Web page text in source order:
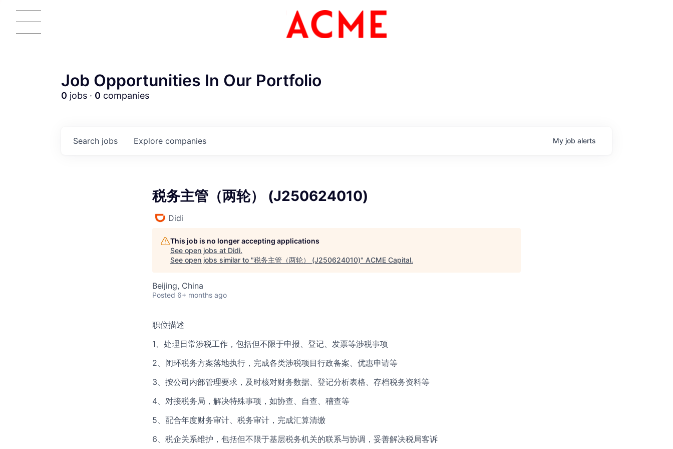
ACME Homepage
Job Opportunities In Our Portfolio
0 jobs · 0 companies
Search jobs Explore companies My job alerts
税务主管（两轮） (J250624010)
Didi
This job is no longer accepting applications
See open jobs at Didi.
See open jobs similar to "税务主管（两轮） (J250624010)" ACME Capital.
Beijing, China
Posted 6+ months ago
职位描述
1、处理日常涉税工作，包括但不限于申报、登记、发票等涉税事项
2、闭环税务方案落地执行，完成各类涉税项目行政备案、优惠申请等
3、按公司内部管理要求，及时核对财务数据、登记分析表格、存档税务资料等
4、对接税务局，解决特殊事项，如协查、自查、稽查等
5、配合年度财务审计、税务审计，完成汇算清缴
6、税企关系维护，包括但不限于基层税务机关的联系与协调，妥善解决税局客诉